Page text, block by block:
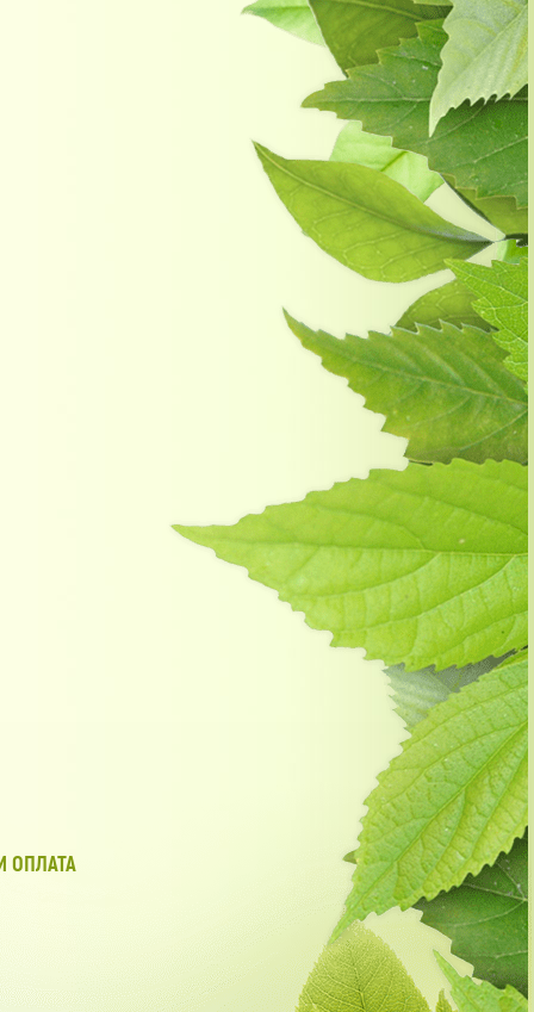
ОПЛАТА